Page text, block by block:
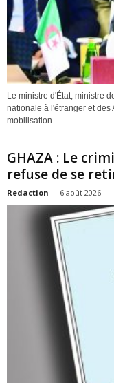
Le ministre d'État, ministre
nationale à l'étranger et des
mobilisation...
GHAZA : Le
refuse de se
Redaction - 6 août 2026